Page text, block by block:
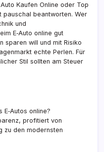
Kaufen Online oder Top
pauschal beantworten. Wer
und
E‑Auto online gut
sparen will und mit Risiko
echte Perlen. Für
Stil sollten am Steuer
online?
profitiert von
zu den modernsten